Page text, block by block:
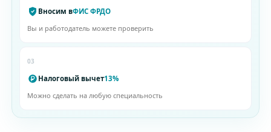
Вносим вФИС ФРДО
Вы и работодатель можете проверить
03
Налоговый вычет13%
Можно сделать на любую специальность